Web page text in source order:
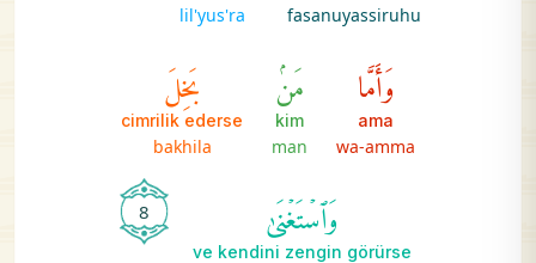
fasanuyassiruhu
lil'yus'ra
وَأَمَّا
ama
wa-amma
مَنۢ
kim
man
بَخِلَ
cimrilik ederse
bakhila
وَٱسۡتَغۡنَىٰ
ve kendini zengin görürse
8